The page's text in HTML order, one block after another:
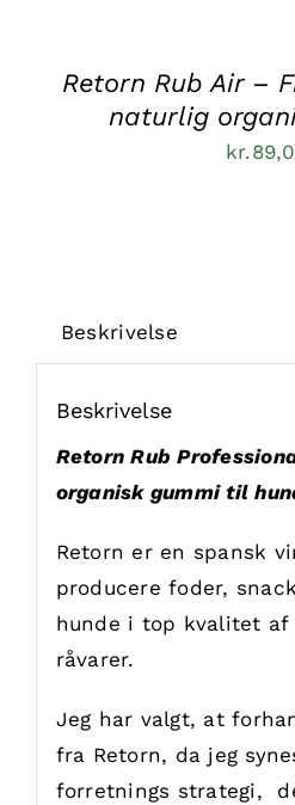
Retorn Rub Air –
naturlig
kr.
Beskrivelse
Beskrivelse
Retorn Rub
organisk gummi til
Retorn er en spansk
producere foder,
hunde i top kvalitet af
råvarer.
Jeg har valgt, at
fra Retorn, da jeg
forretnings strategi,